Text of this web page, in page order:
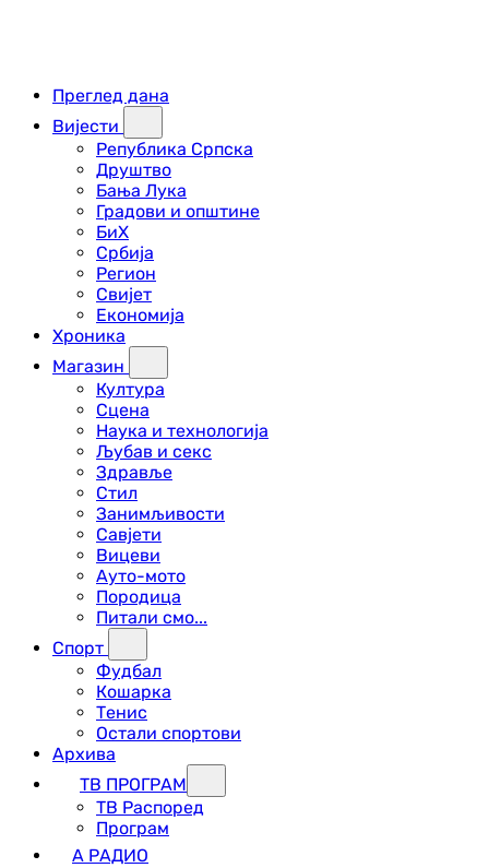
Преглед дана
Вијести
Република Српска
Друштво
Бања Лука
Градови и општине
БиХ
Србија
Регион
Свијет
Економија
Хроника
Магазин
Култура
Сцена
Наука и технологија
Љубав и секс
Здравље
Стил
Занимљивости
Савјети
Вицеви
Ауто-мото
Породица
Питали смо...
Спорт
Фудбал
Кошарка
Тенис
Остали спортови
Архива
ТВ ПРОГРАМ
ТВ Распоред
Програм
А РАДИО